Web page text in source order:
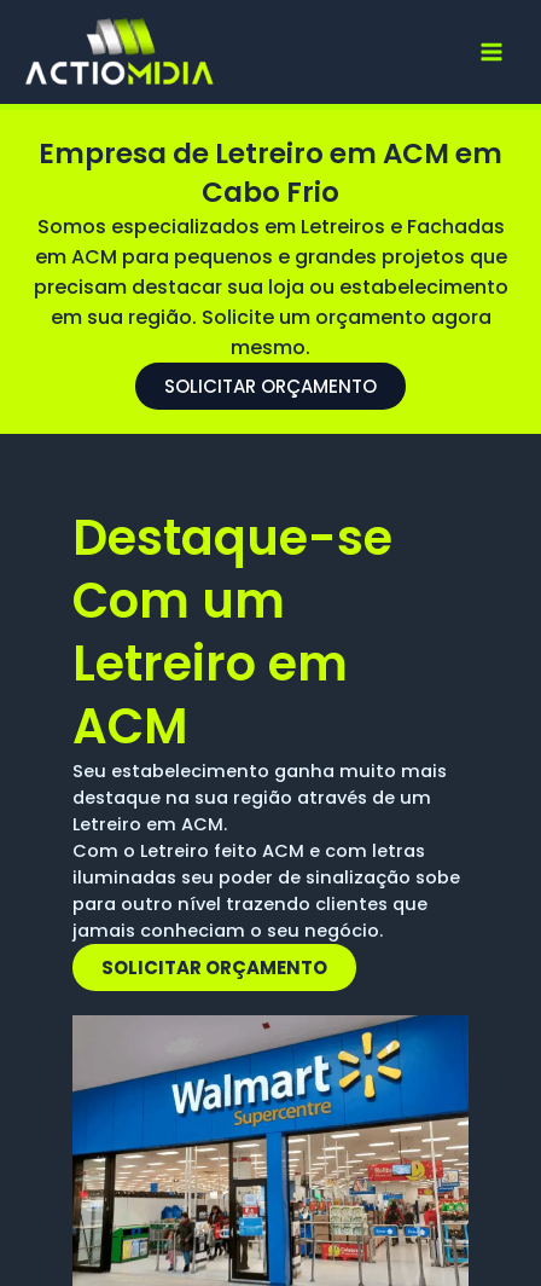
Empresa de Letreiro em ACM em
Cabo Frio
Somos especializados em Letreiros e Fachadas
em ACM para pequenos e grandes projetos que
precisam destacar sua loja ou estabelecimento
em sua região. Solicite um orçamento agora
mesmo.
SOLICITAR ORÇAMENTO
Destaque-se
Com um
Letreiro em
ACM
Seu estabelecimento ganha muito mais
destaque na sua região através de um
Letreiro em ACM.
Com o Letreiro feito ACM e com letras
iluminadas seu poder de sinalização sobe
para outro nível trazendo clientes que
jamais conheciam o seu negócio.
SOLICITAR ORÇAMENTO